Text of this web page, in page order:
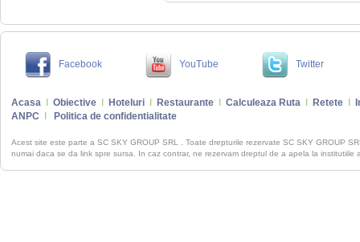
Facebook YouTube Twitter
Acasa Obiective Hoteluri Restaurante Calculeaza Ruta Retete
ANPC
Politica de confidentialitate
Acest site este parte a SC SKY GROUP SRL . Toate drepturile rezervate SC SKY GROUP
numai daca se da link spre sursa. In caz contrar, ne rezervam dreptul de a apela la institutiile